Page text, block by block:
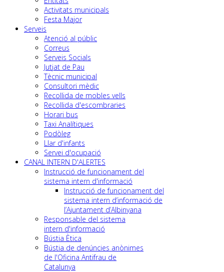
Activitats municipals
Festa Major
Serveis
Atenció al públic
Correus
Serveis Socials
Jutjat de Pau
Tècnic municipal
Consultori mèdic
Recollida de mobles vells
Recollida d'escombraries
Horari bus
Taxi Analítiques
Podòleg
Llar d'infants
Servei d'ocupació
CANAL INTERN D'ALERTES
Instrucció de funcionament del
sistema intern d'informació
Instrucció de funcionament del
sistema intern d’informació de
l’Ajuntament d’Albinyana
Responsable del sistema
intern d'informació
Bústia Ètica
Bústia de denúncies anònimes
de l'Oficina Antifrau de
Catalunya